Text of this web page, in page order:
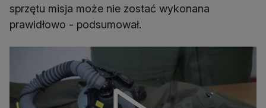
sprzętu misja może nie zostać wykonana
prawidłowo - podsumował.